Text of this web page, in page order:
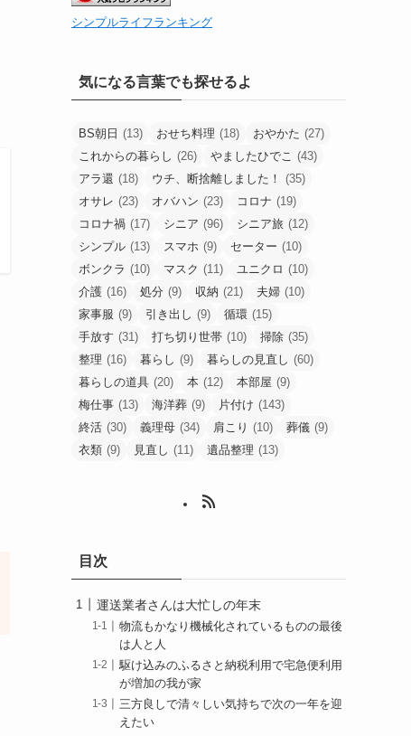
シンプルライフランキング
気になる言葉でも探せるよ
BS朝日 (13) おせち料理 (18) おやかた (27)
これからの暮らし (26) やましたひでこ (43)
アラ還 (18) ウチ、断捨離しました！
(35)
オサレ (23) オバハン (23) コロナ (19)
コロナ禍 (17) シニア (96) シニア旅 (12)
シンプル (13) スマホ (9) セーター (10)
ボンクラ (10) マスク (11) ユニクロ (10)
介護 (16) 処分 (9) 収納 (21) 夫婦 (10)
家事服 (9) 引き出し (9) 循環 (15)
手放す (31) 打ち切り世帯 (10) 掃除 (35)
整理 (16) 暮らし (9) 暮らしの見直し (60)
暮らしの道具 (20) 本 (12) 本部屋 (9)
梅仕事 (13) 海洋葬 (9) 片付け (143)
終活 (30) 義理母 (34) 肩こり (10) 葬儀 (9)
衣類 (9) 見直し (11) 遺品整理 (13)
目次
運送業者さんは大忙しの年末
物流もかなり機械化されているものの最後
は人と人
駆け込みのふるさと納税利用で宅急便利用
が増加の我が家
三方良しで清々しい気持ちで次の一年を迎
えたい